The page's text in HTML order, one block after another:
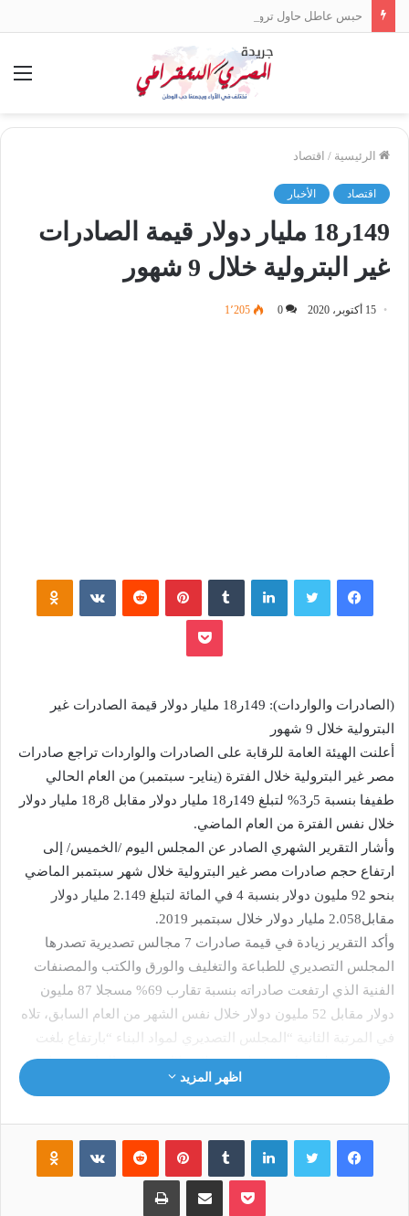
حبس عاطل حاول ترويج 8 كيلو «حشيش» في الإسكندرية
الرئيسية / اقتصاد
اقتصاد الأخبار
149ر18 مليار دولار قيمة الصادرات
غير البترولية خلال 9 شهور
15 أكتوبر، 2020 0 1٬205
فيسبوك تويتر لينكدإن بينتيريست
بوكيت
(الصادرات والواردات): 149ر18 مليار دولار قيمة الصادرات غير
البترولية خلال 9 شهور
أعلنت الهيئة العامة للرقابة على الصادرات والواردات تراجع صادرات
مصر غير البترولية خلال الفترة (يناير- سبتمبر) من العام الحالي
طفيفا بنسبة 5ر3% لتبلغ 149ر18 مليار دولار مقابل 8ر18 مليار دولار
خلال نفس الفترة من العام الماضي.
وأشار التقرير الشهري الصادر عن المجلس اليوم /الخميس/ إلى
ارتفاع حجم صادرات مصر غير البترولية خلال شهر سبتمبر الماضي
بنحو 92 مليون دولار بنسبة 4 في المائة لتبلغ 2.149 مليار دولار
مقابل2.058 مليار دولار خلال سبتمبر 2019.
وأكد التقرير زيادة في قيمة صادرات 7 مجالس تصديرية تصدرها
المجلس التصديري للطباعة والتغليف والورق والكتب والمصنفات
الفنية الذي ارتفعت صادراته بنسبة تقارب 69% مسجلا 87 مليون
دولار مقابل 52 مليون دولار خلال نفس الشهر من العام السابق، تلاه
في المرتبة الثانية “المجلس التصديري لمواد البناء “بارتفاع بلغت
نسبته 34% ليسجل 559 مليون دولار خلال سبتمبر الماضي مقارنة
بـنحو417 مليون دولار فى سبتمبر 2019.
مليون دولار أى بزيادة قدرها 12%، وارتفعت صادرات “المجلس
التصديري للمفروشات بنحو 8% لتسجل 43 مليون دولار مقارنة
اظهر المزيد
فيسبوك تويتر لينكدإن بينتيريست
بوكيت مشاركة عبر البريد طباعة